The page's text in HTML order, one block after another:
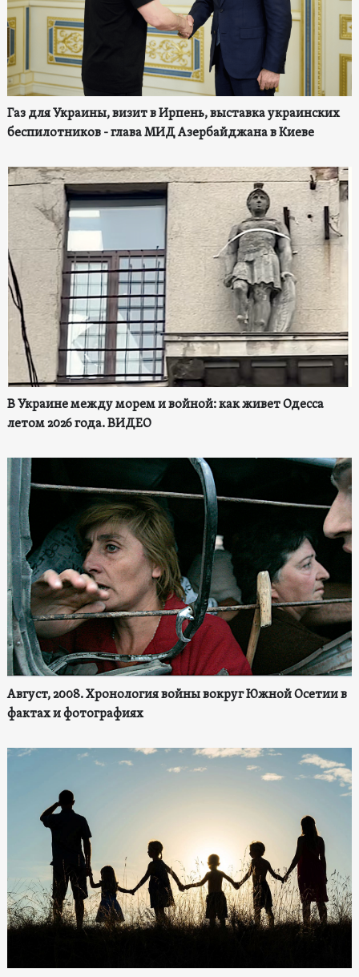
Газ для Украины, визит в Ирпень, выставка украинских
беспилотников - глава МИД Азербайджана в Киеве
В Украине между морем и войной: как живет Одесса
летом 2026 года. ВИДЕО
Август, 2008. Хронология войны вокруг Южной Осетии в
фактах и фотографиях